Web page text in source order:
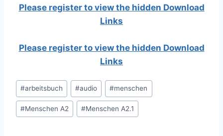
Please register to view the hidden Download
Links
Please register to view the hidden Download
Links
Post
Tags:
#arbeitsbuch #audio #menschen
#Menschen A2 #Menschen A2.1